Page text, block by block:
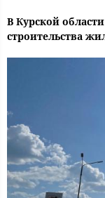
В Курской
строительства